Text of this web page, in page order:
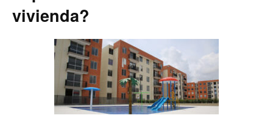
vivienda?